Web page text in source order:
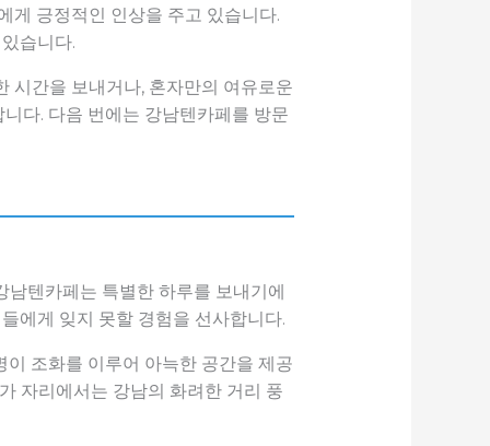
게 긍정적인 인상을 주고 있습니다.
습니다.
시간을 보내거나, 혼자만의 여유로운
다. 다음 번에는 강남텐카페를 방문
텐카페는 특별한 하루를 보내기에
에게 잊지 못할 경험을 선사합니다.
조화를 이루어 아늑한 공간을 제공
자리에서는 강남의 화려한 거리 풍